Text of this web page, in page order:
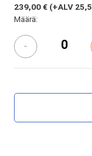
239,00 € (+ALV
Määrä:
-